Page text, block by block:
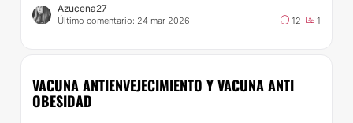
Azucena27
Último comentario: 24 mar 2026 12 1
VACUNA ANTIENVEJECIMIENTO Y VACUNA ANTI
OBESIDAD